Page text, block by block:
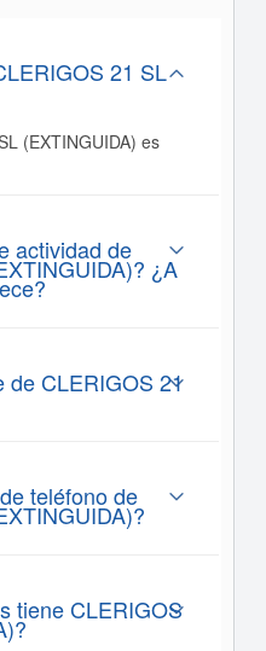
21 SL
(EXTINGUIDA) es
actividad de
¿A
de CLERIGOS 21
teléfono de
tiene CLERIGOS